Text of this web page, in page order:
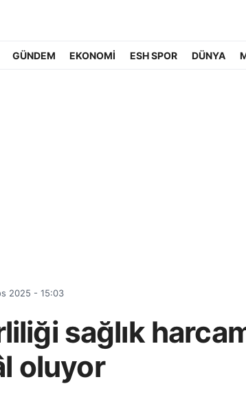
GÜNDEM EKONOMİ ESH SPOR DÜNYA
2025 - 15:03
sağlık
oluyor